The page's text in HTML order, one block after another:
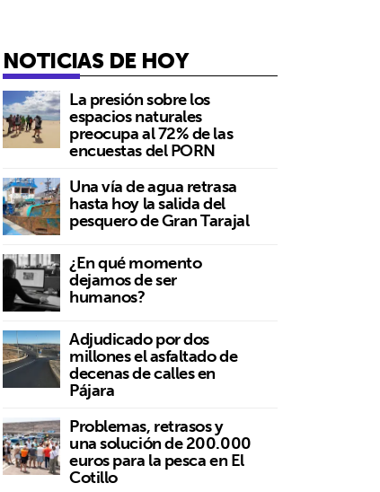
NOTICIAS DE HOY
La presión sobre los
espacios naturales
preocupa al 72% de las
encuestas del PORN
Una vía de agua retrasa
hasta hoy la salida del
pesquero de Gran Tarajal
¿En qué momento
dejamos de ser
humanos?
Adjudicado por dos
millones el asfaltado de
decenas de calles en
Pájara
Problemas, retrasos y
una solución de 200.000
euros para la pesca en El
Cotillo